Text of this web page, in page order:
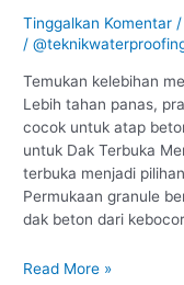
Tinggalkan Komentar
/
Temukan kelebihan
Lebih tahan panas,
cocok untuk atap
untuk Dak Terbuka
terbuka menjadi
Permukaan granule
dak beton dari
Kelebihan
Read More »